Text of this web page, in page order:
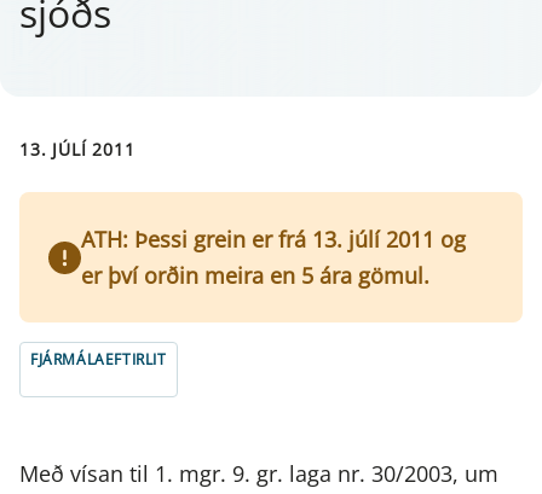
sjóðs
13. JÚLÍ 2011
ATH: Þessi grein er frá 13. júlí 2011 og
er því orðin meira en 5 ára gömul.
FJÁRMÁLAEFTIRLIT
Með vísan til 1. mgr. 9. gr. laga nr. 30/2003, um